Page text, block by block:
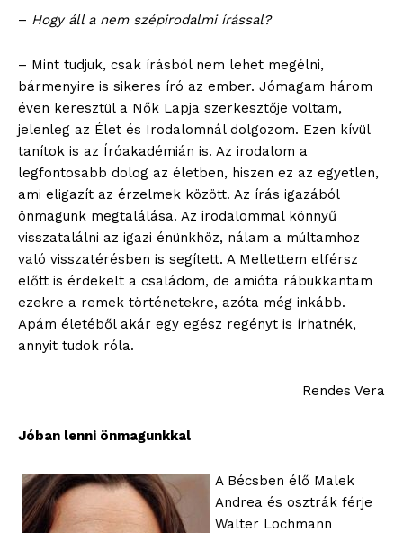
– Hogy áll a nem szépirodalmi írással?
– Mint tudjuk, csak írásból nem lehet megélni,
bármenyire is sikeres író az ember. Jómagam három
éven keresztül a Nők Lapja szerkesztője voltam,
jelenleg az Élet és Irodalomnál dolgozom. Ezen kívül
tanítok is az Íróakadémián is. Az irodalom a
legfontosabb dolog az életben, hiszen ez az egyetlen,
ami eligazít az érzelmek között. Az írás igazából
önmagunk megtalálása. Az irodalommal könnyű
visszatalálni az igazi énünkhöz, nálam a múltamhoz
való visszatérésben is segített. A Mellettem elférsz
előtt is érdekelt a családom, de amióta rábukkantam
ezekre a remek történetekre, azóta még inkább.
Apám életéből akár egy egész regényt is írhatnék,
annyit tudok róla.
Rendes Vera
Jóban lenni önmagunkkal
A Bécsben élő Malek
Andrea és osztrák férje
Walter Lochmann